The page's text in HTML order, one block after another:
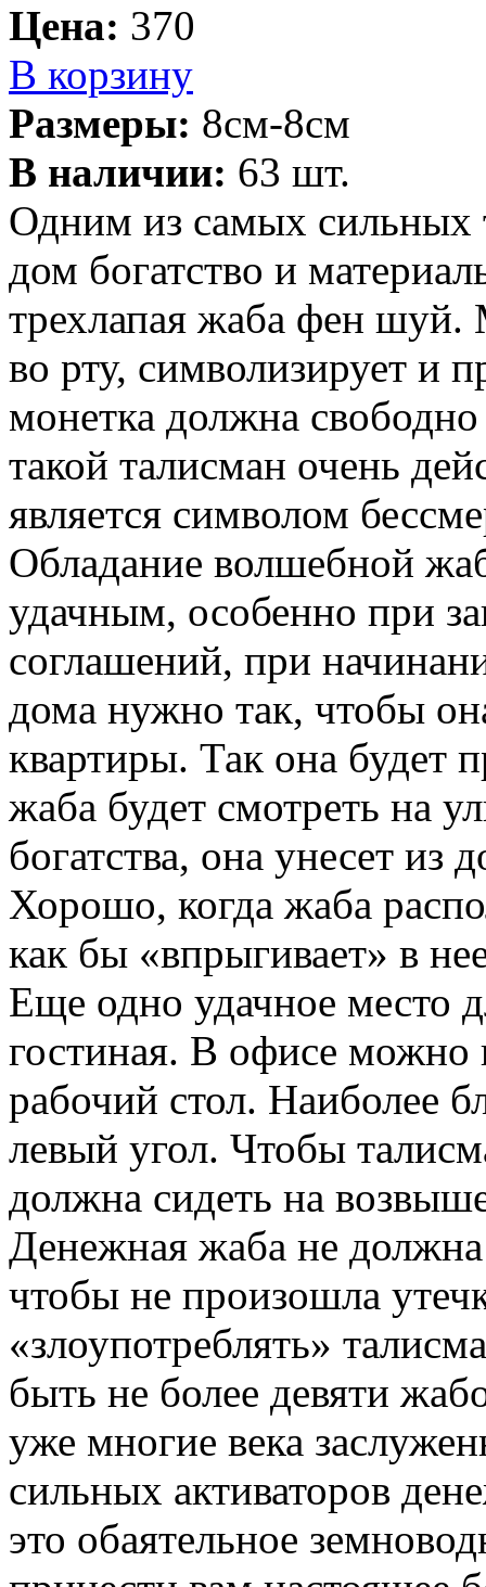
Цена: 370
В корзину
Размеры: 8см-8см
В наличии: 63 шт.
Одним из самых сильных
дом богатство и
трехлапая жаба фен шуй.
во рту, символизирует и
монетка должна
такой талисман очень
является символом
Обладание волшебной
удачным, особенно при
соглашений, при
дома нужно так, чтобы
квартиры. Так она будет
жаба будет смотреть на
богатства, она унесет из
Хорошо, когда жаба
как бы «впрыгивает» в
Еще одно удачное место
гостиная. В офисе
рабочий стол. Наиболее
левый угол. Чтобы
должна сидеть на
Денежная жаба не
чтобы не произошла
«злоупотреблять»
быть не более девяти
уже многие века
сильных активаторов
это обаятельное